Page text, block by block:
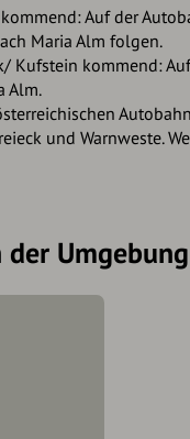
Auf der
Maria Alm folgen.
Kufstein kommend:
Alm.
und Warnweste.
Umgebung